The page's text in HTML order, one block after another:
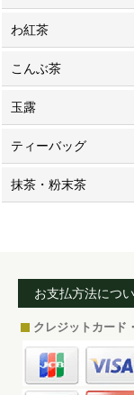
わ紅茶
こんぶ茶
玉露
ティーバッグ
抹茶・粉末茶
お支払方法につ
クレジットカード